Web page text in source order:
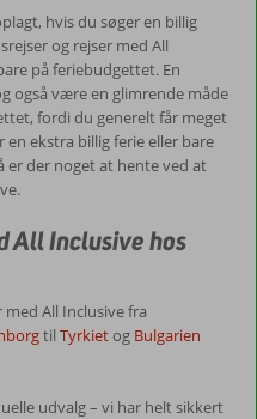
hvis du søger en billig
og rejser med All
på feriebudgettet. En
også være en glimrende måde
fordi du generelt får meget
en ekstra billig ferie eller bare
er der noget at hente ved at
All Inclusive hos
All Inclusive fra
til Tyrkietog Bulgarien
udvalg – vi har helt sikkert